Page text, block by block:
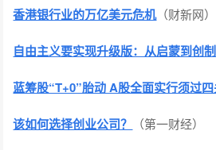
香港银行业的万亿美元危机（财新网）
自由主义要实现升级版：从启蒙到创制
蓝筹股“T+0”胎动 A股全面实行须过
该如何选择创业公司？ （第一财经）